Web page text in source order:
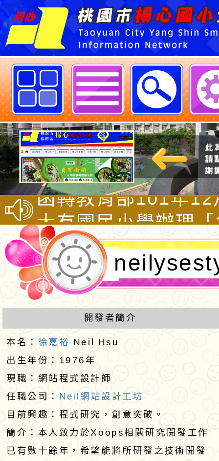
歡迎參觀：neilysestycedu佈景設
Neil hsu網站
轉知中華民國樂樂
會辦理「2025第十
Teeball全國樂樂棒
亞洲盃Teeball代表
北區預賽」
函轉教育部101年12
軍(二)字第
修正之「各級學校
凌執行計畫」，自
適用，請查照。
大有國民小學辦理
度教育優先區親職
「找到親師界線讓
倍」
有關行政院人事行
「工程人員留任獎
義及說明表」一案
大崗國民小學辦理
度教育優先區親職
那些句點之後的家
新明國中辦理「113
育優先區親職教育
透過藝術創作及桌
動親子陪伴力」
轉知「中華民國童
2026年全國海岸線
活動實施計畫
函轉國立臺灣師範
育部運算思維推動
轉知有關本府警察
灣燈會在桃園」第3
制公告周知一案，
大湖國小辦理113學
優先區親職教育講
養親子共好 -- 跟崩
轉知中華民國樂樂
會辦理「2025第十
函轉教育部101年
嘉裕
開發者簡介
本名： 徐嘉裕 Neil Hsu
出生年份：1976年
現職：網站程式設計師
任職公司： Neil網站設計工坊
目前興趣：程式研究，創意突破。
簡介：本人致力於Xoops相關研究開發工作
已有數十餘年，希望能將所研發之技術開發